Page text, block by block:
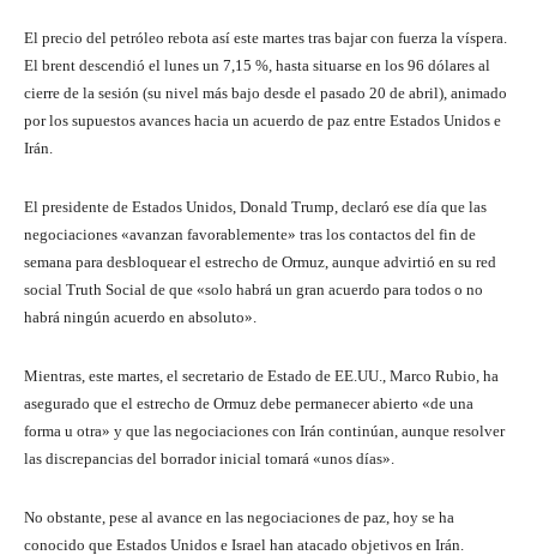
El precio del petróleo rebota así este martes tras bajar con fuerza la víspera.
El brent descendió el lunes un 7,15 %, hasta situarse en los 96 dólares al
cierre de la sesión (su nivel más bajo desde el pasado 20 de abril), animado
por los supuestos avances hacia un acuerdo de paz entre Estados Unidos e
Irán.
El presidente de Estados Unidos, Donald Trump, declaró ese día que las
negociaciones «avanzan favorablemente» tras los contactos del fin de
semana para desbloquear el estrecho de Ormuz, aunque advirtió en su red
social Truth Social de que «solo habrá un gran acuerdo para todos o no
habrá ningún acuerdo en absoluto».
Mientras, este martes, el secretario de Estado de EE.UU., Marco Rubio, ha
asegurado que el estrecho de Ormuz debe permanecer abierto «de una
forma u otra» y que las negociaciones con Irán continúan, aunque resolver
las discrepancias del borrador inicial tomará «unos días».
No obstante, pese al avance en las negociaciones de paz, hoy se ha
conocido que Estados Unidos e Israel han atacado objetivos en Irán.